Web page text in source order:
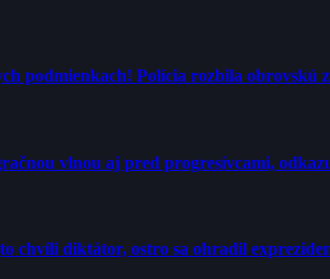
podmienkach! Polícia rozbila obrovskú
vlnou aj pred progresívcami,
chvíli diktátor, ostro sa ohradil